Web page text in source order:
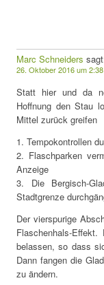
Marc Schneiders
26. Oktober 2016 um
Statt hier und da
Hoffnung den Stau
Mittel zurück greifen
1. Tempokontrollen
2. Flaschparken
Anzeige
3. Die Bergisch-
Stadtgrenze
Der vierspurige
Flaschenhals-
belassen, so dass
Dann fangen die
zu ändern.